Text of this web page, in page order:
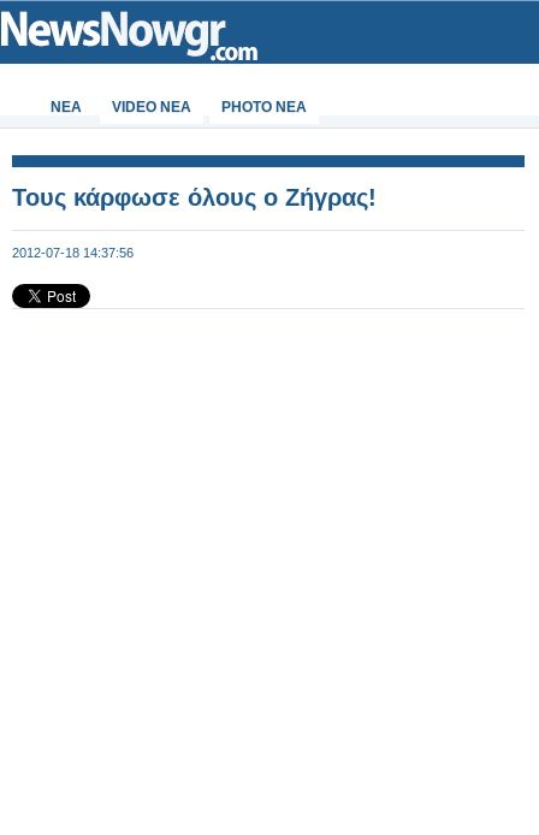
ΝΕΑ VIDEO NEA PHOTO NEA
Τους κάρφωσε όλους ο Ζήγρας!
2012-07-18 14:37:56